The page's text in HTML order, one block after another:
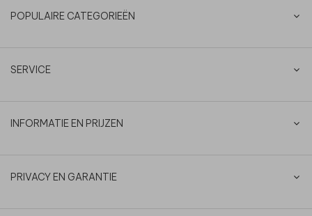
POPULAIRE CATEGORIEËN
SERVICE
INFORMATIE EN PRIJZEN
PRIVACY EN GARANTIE